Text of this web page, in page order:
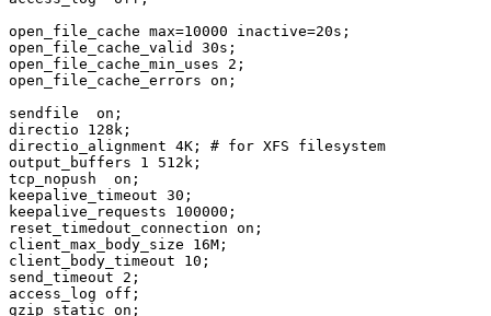
open_file_cache max=10000 inactive=20s;
open_file_cache_valid 30s;
open_file_cache_min_uses 2 ;
open_file_cache_errors on;
sendfile  on;
directio 128k;
directio_alignment 4K; # for XFS filesystem
output_buffers 1
512k;
tcp_nopush  on;
keepalive_timeout 30 ;
keepalive_requests 100000 ;
reset_timedout_connection on;
client_max_body_size 16M;
client_body_timeout 10 ;
send_timeout 2 ;
access_log off;